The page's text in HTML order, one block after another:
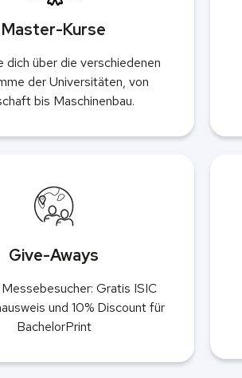
Master-Kurse
dich über die verschiedenen
der Universitäten, von
bis Maschinenbau.
Give-Aways
Gratis ISIC
und 10% Discount für
BachelorPrint